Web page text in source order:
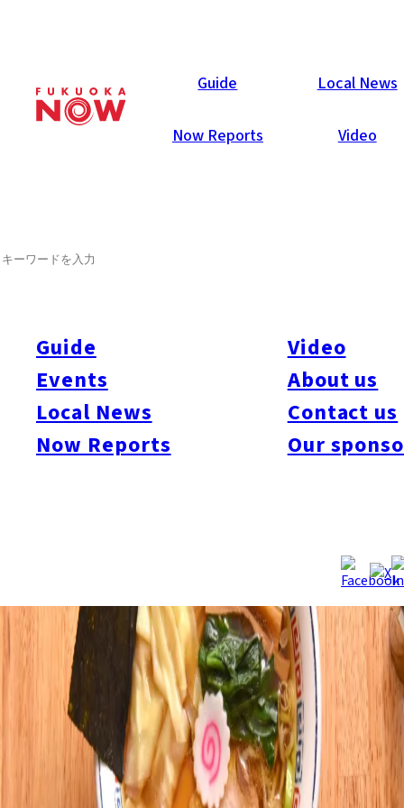
Guide Local News
Now Reports Video
Guide
Events
Local News
Now Reports
Video
About us
Contact us
Our
Now Reports